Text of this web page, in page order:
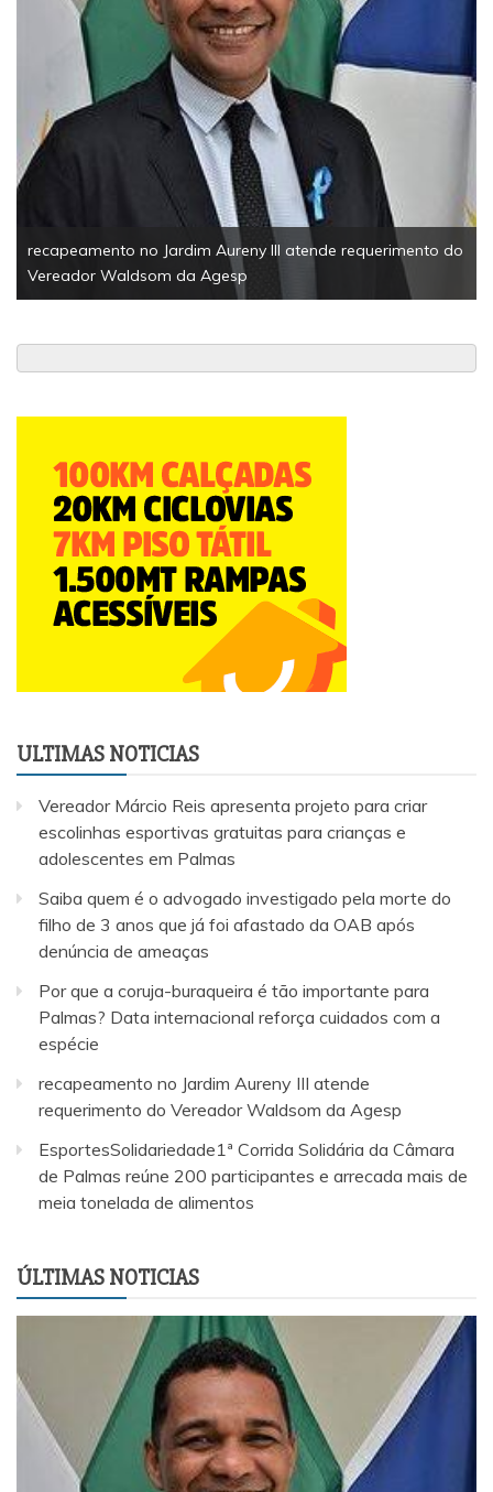
recapeamento no Jardim Aureny III atende requerimento do
Vereador Waldsom da Agesp
ULTIMAS NOTICIAS
Vereador Márcio Reis apresenta projeto para criar
escolinhas esportivas gratuitas para crianças e
adolescentes em Palmas
Saiba quem é o advogado investigado pela morte do
filho de 3 anos que já foi afastado da OAB após
denúncia de ameaças
Por que a coruja-buraqueira é tão importante para
Palmas? Data internacional reforça cuidados com a
espécie
recapeamento no Jardim Aureny III atende
requerimento do Vereador Waldsom da Agesp
EsportesSolidariedade1ª Corrida Solidária da Câmara
de Palmas reúne 200 participantes e arrecada mais de
meia tonelada de alimentos
ÚLTIMAS NOTICIAS